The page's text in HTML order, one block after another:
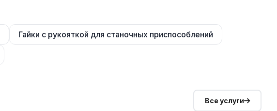
Гайки с рукояткой для станочных приспособлений
Все услуги